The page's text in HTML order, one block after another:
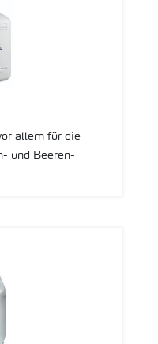
allem für die
und Beeren-